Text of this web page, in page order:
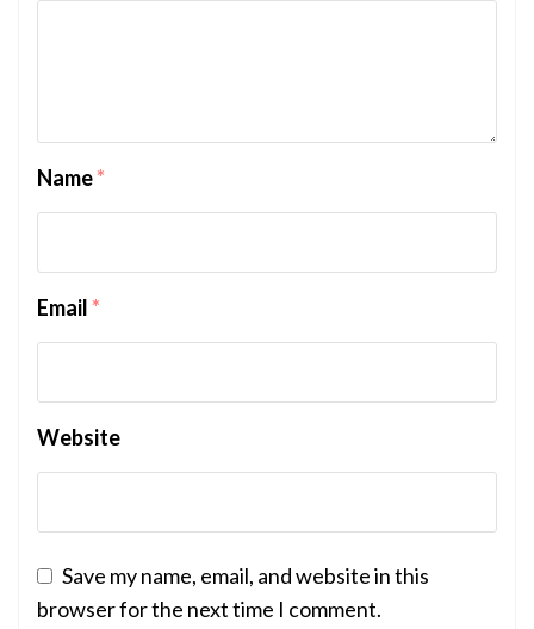
Name*
Email*
Website
Save my name, email, and website in this
browser for the next time I comment.